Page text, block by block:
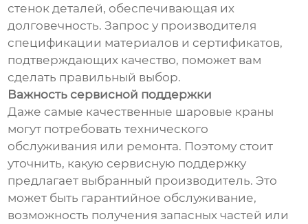
стенок деталей, обеспечивающая их
долговечность. Запрос у производителя
спецификации материалов и сертификатов,
подтверждающих качество, поможет вам
сделать правильный выбор.
Важность сервисной поддержки
Даже самые качественные шаровые краны
могут потребовать технического
обслуживания или ремонта. Поэтому стоит
уточнить, какую сервисную поддержку
предлагает выбранный производитель. Это
может быть гарантийное обслуживание,
возможность получения запасных частей или